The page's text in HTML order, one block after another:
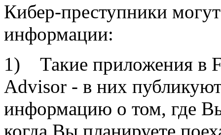
Кибер-преступники
информации:
1) Такие приложения в
Advisor - в них
информацию о том, где
когда Вы планируете